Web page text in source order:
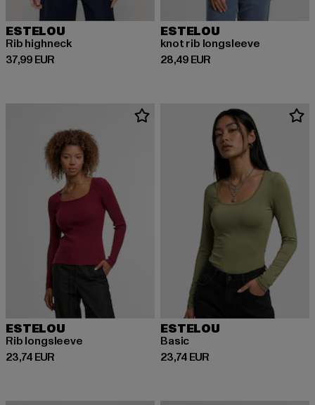
ESTELOU
Rib highneck
37,99 EUR
Ajankohtainen hinta: 37,99 EUR
ESTELOU
knot rib longsleeve
28,49 EUR
Ajankohtainen hinta: 28,49 EUR
ESTELOU
Rib longsleeve
23,74 EUR
Ajankohtainen hinta: 23,74 EUR
ESTELOU
Basic
23,74 EUR
Ajankohtainen hinta: 23,74 EUR